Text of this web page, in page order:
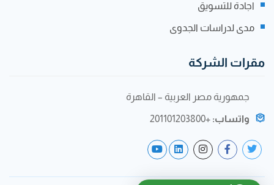
اجادة للتسويق
مدى لدراسات الجدوى
مقرات الشركة
جمهورية مصر العربية – القاهرة
واتساب: +201101203800